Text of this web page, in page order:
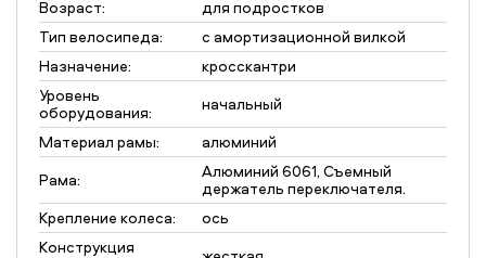
Возраст:
для подростков
Тип велосипеда:
с амортизационной вилкой
Назначение:
кросскантри
Уровень
оборудования:
начальный
Материал рамы:
алюминий
Рама:
Алюминий 6061, Съемный
держатель переключателя.
Крепление колеса:
ось
Конструкция